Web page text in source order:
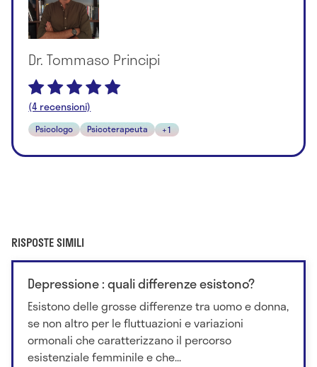
Dr. Tommaso Principi
(4 recensioni)
Psicologo Psicoterapeuta +1
RISPOSTE SIMILI
Depressione : quali differenze esistono?
Esistono delle grosse differenze tra uomo e donna,
se non altro per le fluttuazioni e variazioni
ormonali che caratterizzano il percorso
esistenziale femminile e che...